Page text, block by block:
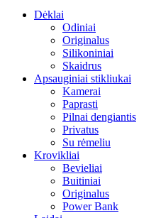
Dėklai
Odiniai
Originalus
Silikoniniai
Skaidrus
Apsauginiai stikliukai
Kamerai
Paprasti
Pilnai dengiantis
Privatus
Su rėmeliu
Krovikliai
Bevieliai
Buitiniai
Originalus
Power Bank